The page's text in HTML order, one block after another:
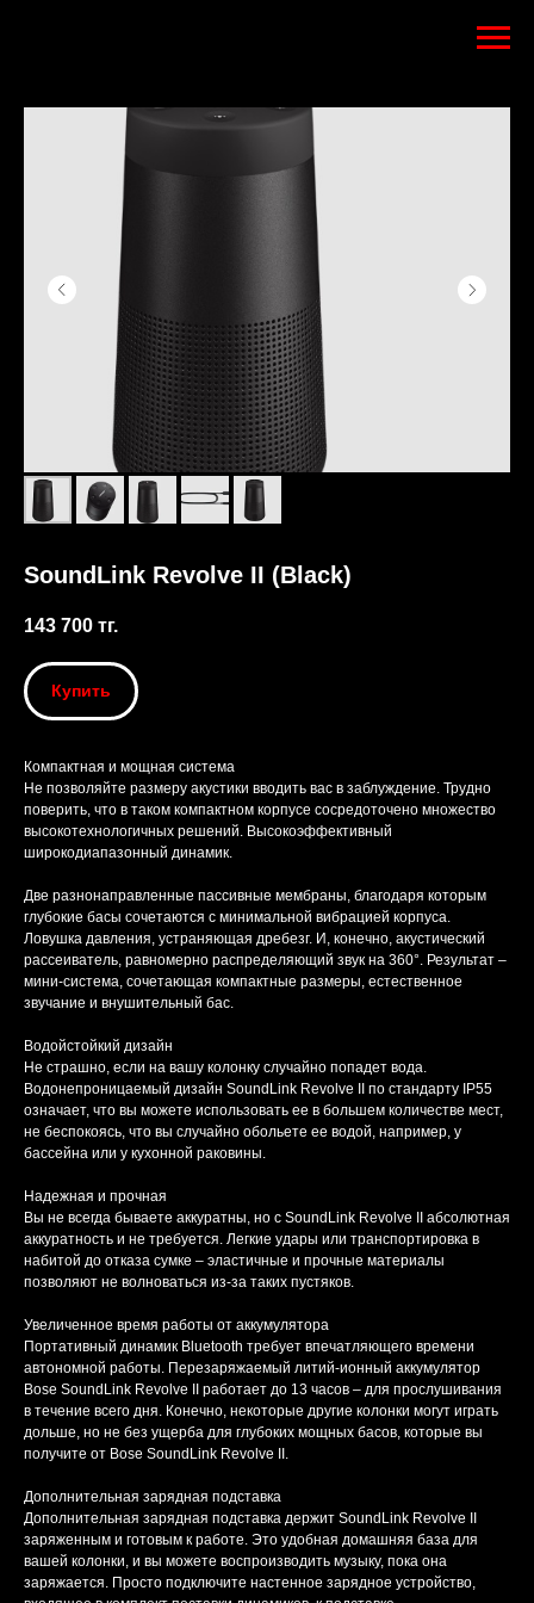
SoundLink Revolve II (Black)
143 700 тг.
Купить
Компактная и мощная система
Не позволяйте размеру акустики вводить вас в заблуждение. Трудно
поверить, что в таком компактном корпусе сосредоточено множество
высокотехнологичных решений. Высокоэффективный
широкодиапазонный динамик.
Две разнонаправленные пассивные мембраны, благодаря которым
глубокие басы сочетаются с минимальной вибрацией корпуса.
Ловушка давления, устраняющая дребезг. И, конечно, акустический
рассеиватель, равномерно распределяющий звук на 360°. Результат –
мини-система, сочетающая компактные размеры, естественное
звучание и внушительный бас.
Водойстойкий дизайн
Не страшно, если на вашу колонку случайно попадет вода.
Водонепроницаемый дизайн SoundLink Revolve II по стандарту IP55
означает, что вы можете использовать ее в большем количестве мест,
не беспокоясь, что вы случайно обольете ее водой, например, у
бассейна или у кухонной раковины.
Надежная и прочная
Вы не всегда бываете аккуратны, но с SoundLink Revolve II абсолютная
аккуратность и не требуется. Легкие удары или транспортировка в
набитой до отказа сумке – эластичные и прочные материалы
позволяют не волноваться из-за таких пустяков.
Увеличенное время работы от аккумулятора
Портативный динамик Bluetooth требует впечатляющего времени
автономной работы. Перезаряжаемый литий-ионный аккумулятор
Bose SoundLink Revolve II работает до 13 часов – для прослушивания
в течение всего дня. Конечно, некоторые другие колонки могут играть
дольше, но не без ущерба для глубоких мощных басов, которые вы
получите от Bose SoundLink Revolve II.
Дополнительная зарядная подставка
Дополнительная зарядная подставка держит SoundLink Revolve II
заряженным и готовым к работе. Это удобная домашняя база для
вашей колонки, и вы можете воспроизводить музыку, пока она
заряжается. Просто подключите настенное зарядное устройство,